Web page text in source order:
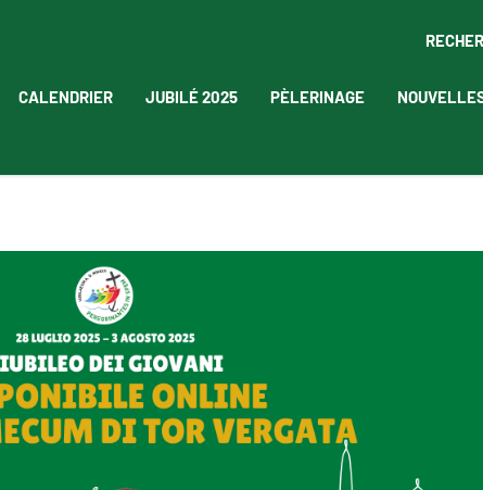
CALENDRIER JUBILÉ 2025 PÈLERINAGE